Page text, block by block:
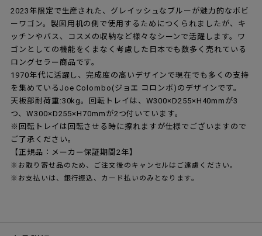
2023年限定で生産された、グレイッシュなブルーが魅力的なボビ
ーワゴン。製図用机の側で使用するためにつくられましたが、キ
ッチンやバス、コスメの収納など様々なシーンで活躍します。ワ
ゴンとしての機能をくまなく考慮した日本でも数多く売れている
ロングセラー商品です。
1970年代に活躍し、完成度の高いデザインで現在でも多くの支持
を集めているJoe Colombo(ジョエ コロンボ)のデザインです。
天板部耐荷重:30kg。回転トレイは、W300×D255×H40mmが3
つ、W300×D255×H70mmが2つ付いています。
※回転トレイは回転させる時に擦れますが仕様でございますので
ご了承ください。
【正規品：メーカー保証期間2年】
※お取り寄せ品のため、ご注文後のキャンセルはご遠慮ください。
※お支払いは、銀行振込、カード払いのみとなります。